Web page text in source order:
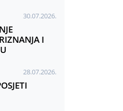
30.07.2026.
I
28.07.2026.